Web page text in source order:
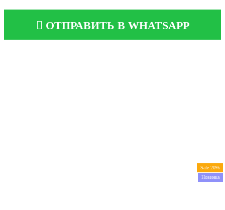
ОТПРАВИТЬ В WHATSAPP
Sale 20%
Новинка